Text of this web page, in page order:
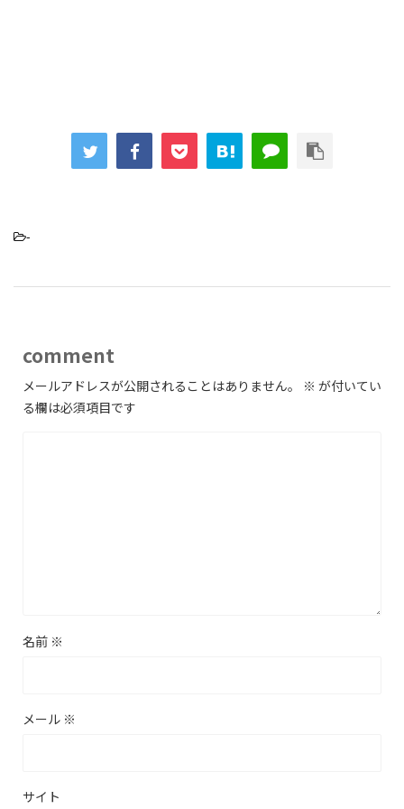
-
comment
メールアドレスが公開されることはありません。 ※ が付いてい
る欄は必須項目です
名前 ※
メール ※
サイト